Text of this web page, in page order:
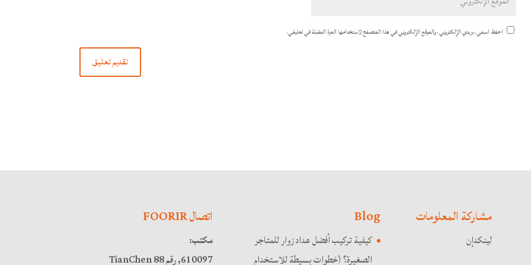
احفظ اسمي، بريدي الإلكتروني، والموقع الإلكتروني في هذا المتصفح لاستخدامها المرة المقبلة في تعليقي.
اتصال FOORIR
مكتب:
610097, رقم 88 TianChen
Blog
كيفية تركيب أفضل عداد زوار للمتاجر
الصغيرة؟ (خطوات بسيطة للاستخدام
مشاركة المعلومات
لينكدإن